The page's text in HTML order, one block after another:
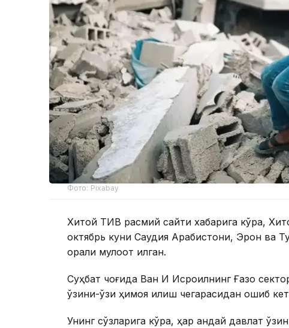
Фото: Pixabay
Хитой ТИВ расмий сайти хабарига кўра,
октябрь куни Саудия Арабистони, Эрон ва
орқали мулоқот қилган.
Суҳбат чоғида Ван И Исроилнинг Ғазо
ўзини-ўзи ҳимоя қилиш чегарасидан ошиб
Унинг сўзларига кўра, ҳар қандай давлат